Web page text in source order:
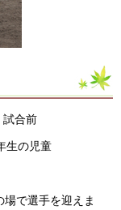
合前
生の児童
で選手を迎えま